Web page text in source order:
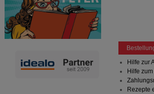
Hilfe zur
Hilfe
Rezepte